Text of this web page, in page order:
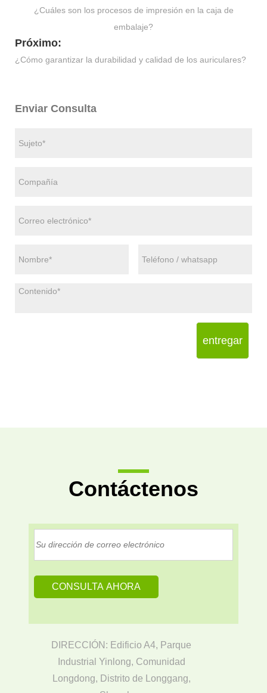
¿Cuáles son los procesos de impresión en la caja de
embalaje?
Próximo:
¿Cómo garantizar la durabilidad y calidad de los auriculares?
Enviar Consulta
entregar
Contáctenos
DIRECCIÓN: Edificio A4, Parque
Industrial Yinlong, Comunidad
Longdong, Distrito de Longgang,